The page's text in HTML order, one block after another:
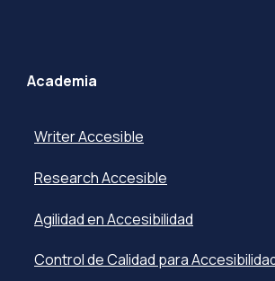
Academia
Writer Accesible
Research Accesible
Agilidad en Accesibilidad
Control de Calidad para